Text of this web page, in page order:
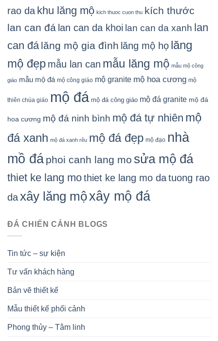
rao da khu lăng mộ kich thuoc cuon thu kích thước
lan can đá lan can da khoi lan can da xanh lan
can đá lăng mộ gia đình lăng mộ họ lăng
mộ đẹp mẫu lan can mẫu lăng mộ mẫu mộ công
giáo mẫu mộ đá mộ công giáo mộ granite mộ hoa cương mộ
thiên chúa giáo mộ đá mộ đá công giáo mộ đá granite mộ đá
hoa cương mộ đá ninh bình mộ đá tự nhiên mộ
đá xanh mộ đá xanh rêu mộ đá đẹp mộ đạo nhà
mồ đá phoi canh lang mo sửa mộ đá
thiet ke lang mothiet ke lang mo datuong rao
daxây lăng mộxây mộ đá
ĐÁ CHIẾN CẢNH BLOGS
Tin tức – sự kiện
Tư vấn khách hàng
Bản vẽ thiết kế
Mẫu thiết kế phối cảnh
Phong thủy – Tâm linh